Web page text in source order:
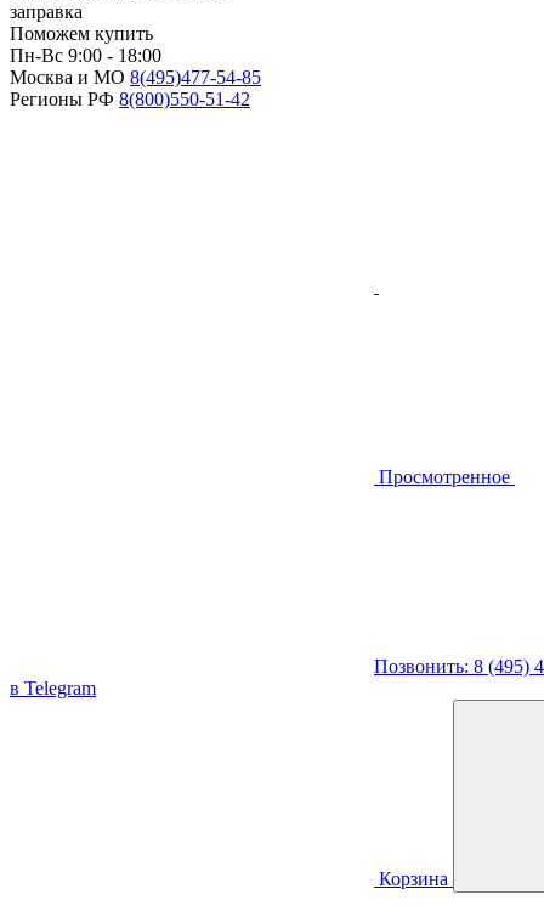
заправка
Поможем купить
Пн-Вс 9:00 - 18:00
Москва и МО 8(495)477-54-85
Регионы РФ 8(800)550-51-42
Просмотренное
Позвонить: 8 (495)
в Telegram
Корзина